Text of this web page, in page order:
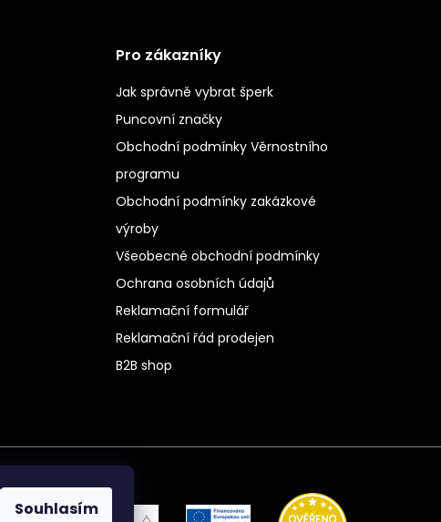
Souhlasím
Pro zákazníky
Jak správně vybrat šperk
Puncovní značky
Obchodní podmínky Věrnostního
programu
Obchodní podmínky zakázkové
výroby
Všeobecné obchodní podmínky
Ochrana osobních údajů
Reklamační formulář
Reklamační řád prodejen
B2B shop